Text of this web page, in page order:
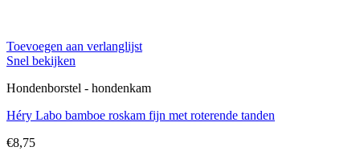
Toevoegen aan verlanglijst
Snel bekijken
Hondenborstel - hondenkam
Héry Labo bamboe roskam fijn met roterende tanden
€8,75